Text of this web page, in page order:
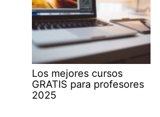
Los mejores cursos
GRATIS para profesores
2025